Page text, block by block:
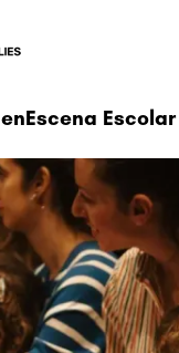
enEscena Escolar